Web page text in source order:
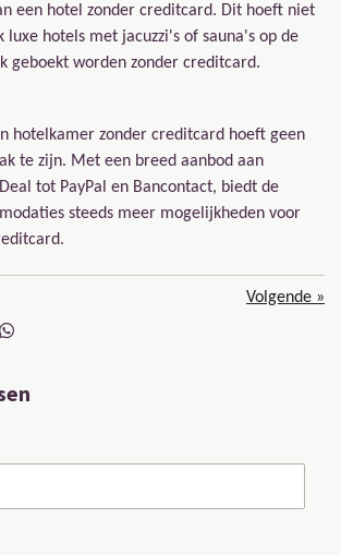
een hotel zonder creditcard. Dit hoeft niet
luxe hotels met jacuzzi's of sauna's op de
geboekt worden zonder creditcard.
hotelkamer zonder creditcard hoeft geen
te zijn. Met een breed aanbod aan
tot PayPal en Bancontact, biedt de
steeds meer mogelijkheden voor
Volgende »
D
e
n